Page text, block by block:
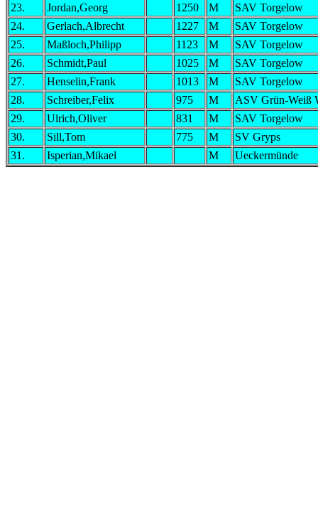
23.
Jordan,Georg 1250 M
SAV Torgelow
24.
Gerlach,Albrecht 1227 M
SAV Torgelow
25.
Maßloch,Philipp 1123 M
SAV Torgelow
26.
Schmidt,Paul 1025 M
SAV Torgelow
27.
Henselin,Frank 1013 M
SAV Torgelow
28.
Schreiber,Felix 975 M
ASV Grün-Weiß
29.
Ulrich,Oliver 831 M
SAV Torgelow
30.
Sill,Tom 775 M
SV Gryps
31.
Isperian,Mikael M Ueckermünde